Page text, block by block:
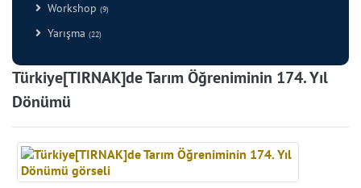
Workshop (9)
Yarışma (22)
Türkiye[TIRNAK]de Tarım Öğreniminin 174. Yıl
Dönümü